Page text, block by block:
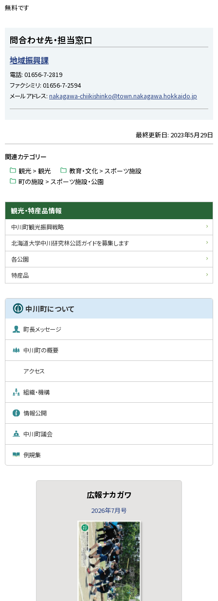
無料です
に
戻
問合わせ先・担当窓口
地域振興課
電話: 01656-7-2819
ファクシミリ: 01656-7-2594
メールアドレス: nakagawa-chiikishinko@town.nakagawa.hokkaido.jp
ッ
プ
に
戻
最終更新日: 2023年5月29日
関連カテゴリー
観光 > 観光
教育・文化 > スポーツ施設
町の施設 > スポーツ施設・公園
サ
イ
ド
メ
観光・特産品情報
中川町観光振興戦略
北海道大学中川研究林公認ガイドを募集します
各公園
特産品
中川町について
町長メッセージ
中川町の概要
アクセス
組織・機構
情報公開
中川町議会
例規集
広報ナカガワ
2026年7月号